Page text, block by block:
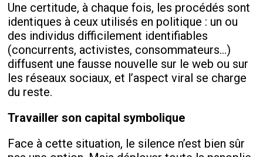
Une certitude, à chaque fois, les procédés sont
identiques à ceux utilisés en politique : un ou
des individus difficilement identifiables
(concurrents, activistes, consommateurs...)
diffusent une fausse nouvelle sur le web ou sur
les réseaux sociaux, et l’aspect viral se charge
du reste.
Travailler son capital symbolique
Face à cette situation, le silence n’est bien sûr